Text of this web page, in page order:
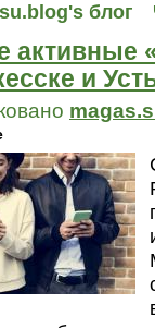
блог
и